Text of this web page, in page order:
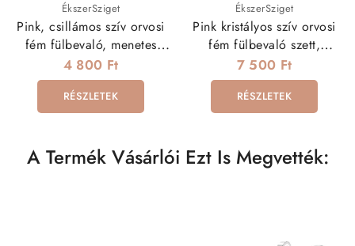
ÉkszerSziget
Pink, csillámos szív orvosi
fém fülbevaló, menetes
zárral
4 800 Ft
RÉSZLETEK
ÉkszerSziget
Pink kristályos szív orvosi
fém fülbevaló szett,
csavaros zárral
7 500 Ft
RÉSZLETEK
A Termék Vásárlói Ezt Is Megvették: